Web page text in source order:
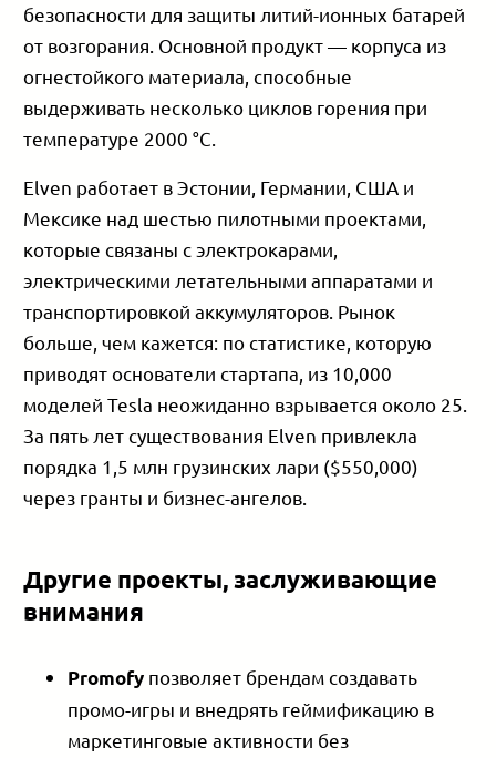
безопасности для защиты литий-ионных батарей
от возгорания. Основной продукт — корпуса из
огнестойкого материала, способные
выдерживать несколько циклов горения при
температуре 2000 °C.
Elven работает в Эстонии, Германии, США и
Мексике над шестью пилотными проектами,
которые связаны с электрокарами,
электрическими летательными аппаратами и
транспортировкой аккумуляторов. Рынок
больше, чем кажется: по статистике, которую
приводят основатели стартапа, из 10,000
моделей Tesla неожиданно взрывается около 25.
За пять лет существования Elven привлекла
порядка 1,5 млн грузинских лари ($550,000)
через гранты и бизнес-ангелов.
Другие проекты, заслуживающие
внимания
Promofy позволяет брендам создавать
промо-игры и внедрять геймификацию в
маркетинговые активности без